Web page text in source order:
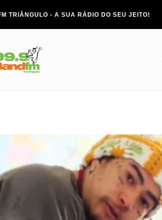
TRIÂNGULO - A SUA RÁDIO DO SEU JEITO!